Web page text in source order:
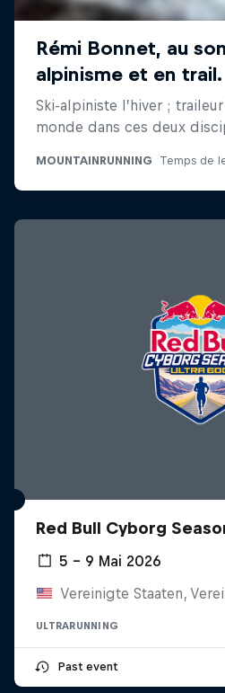
Red Bull Cyborg
5 – 9 Mai 2026
Vereinigte Staaten,
ULTRARUNNING
Past event